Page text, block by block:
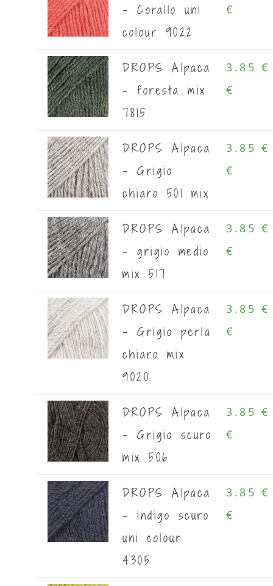
- Corallo uni
colour 9022
€
DROPS Alpaca
- foresta mix
7815
3.85 €
€
DROPS Alpaca
- Grigio
chiaro 501 mix
3.85 €
€
DROPS Alpaca
- grigio medio
mix 517
3.85 €
€
DROPS Alpaca
- Grigio perla
chiaro mix
9020
3.85 €
€
DROPS Alpaca
- Grigio scuro
mix 506
3.85 €
€
DROPS Alpaca
- indigo scuro
uni colour
4305
3.85 €
€